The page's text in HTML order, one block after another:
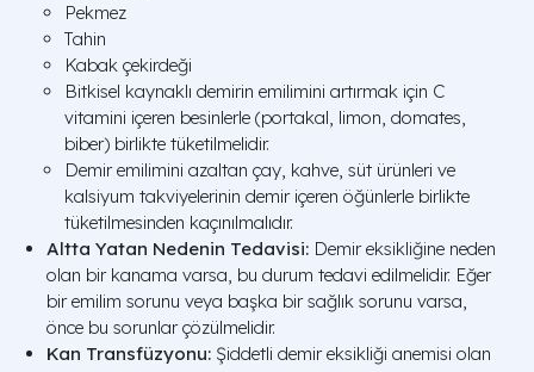
Pekmez
Tahin
Kabak çekirdeği
Bitkisel kaynaklı demirin emilimini artırmak için C
vitamini içeren besinlerle (portakal, limon, domates,
biber) birlikte tüketilmelidir.
Demir emilimini azaltan çay, kahve, süt ürünleri ve
kalsiyum takviyelerinin demir içeren öğünlerle birlikte
tüketilmesinden kaçınılmalıdır.
Altta Yatan Nedenin Tedavisi: Demir eksikliğine neden
olan bir kanama varsa, bu durum tedavi edilmelidir. Eğer
bir emilim sorunu veya başka bir sağlık sorunu varsa,
önce bu sorunlar çözülmelidir.
Kan Transfüzyonu: Şiddetli demir eksikliği anemisi olan